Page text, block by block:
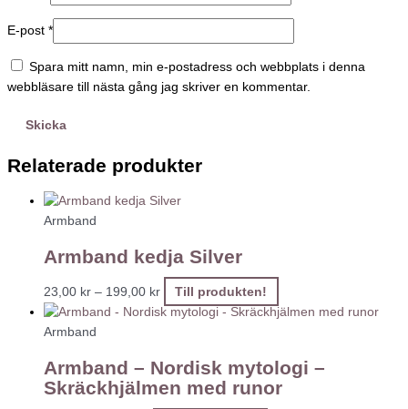
E-post *
Spara mitt namn, min e-postadress och webbplats i denna
webbläsare till nästa gång jag skriver en kommentar.
Relaterade produkter
Armband
Armband kedja Silver
23,00 kr – 199,00 kr Till produkten!
Armband
Armband – Nordisk mytologi –
Skräckhjälmen med runor